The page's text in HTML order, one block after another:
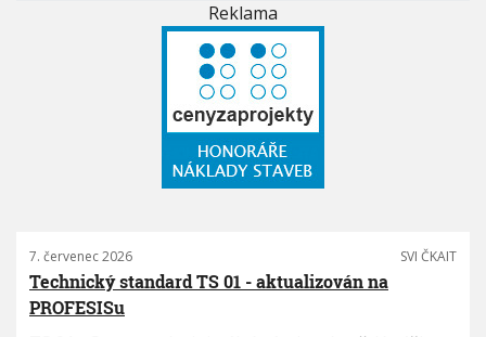
Reklama
7. červenec 2026 SVI ČKAIT
Technický standard TS 01 - aktualizován na
PROFESISu